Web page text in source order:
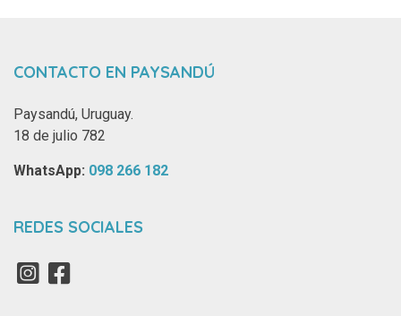
CONTACTO EN PAYSANDÚ
Paysandú, Uruguay.
18 de julio 782
WhatsApp: ‪ 098 266 182‬
REDES SOCIALES